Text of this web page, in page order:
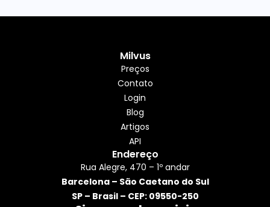
Milvus
Preços
Contato
Login
Blog
Artigos
API
Endereço
Rua Alegre, 470 – 1º andar
Barcelona – São Caetano do Sul
SP – Brasil – CEP: 09550-250